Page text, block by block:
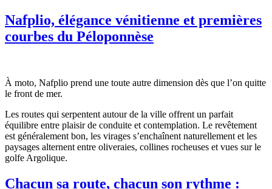
Nafplio, élégance vénitienne et premières
courbes du Péloponnèse
À moto, Nafplio prend une toute autre dimension dès que l’on quitte
le front de mer.
Les routes qui serpentent autour de la ville offrent un parfait
équilibre entre plaisir de conduite et contemplation. Le revêtement
est généralement bon, les virages s’enchaînent naturellement et les
paysages alternent entre oliveraies, collines rocheuses et vues sur le
golfe Argolique.
Chacun sa route, chacun son rythme :